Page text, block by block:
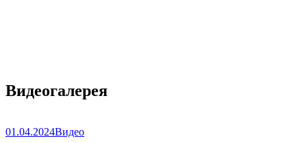
Видеогалерея
01.04.2024Видео